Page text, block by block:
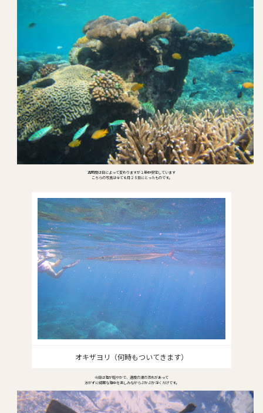
透明度は日によって変わりますが１年中安定しています
こちらの写真は全て６月２５日にとったものです。
オキザヨリ（何時もついてきます）
今日は海が穏やかで、適度の潮の流れがあって
泳がずに綺麗な海中を楽しみながらぷかぷか浮くだけです。